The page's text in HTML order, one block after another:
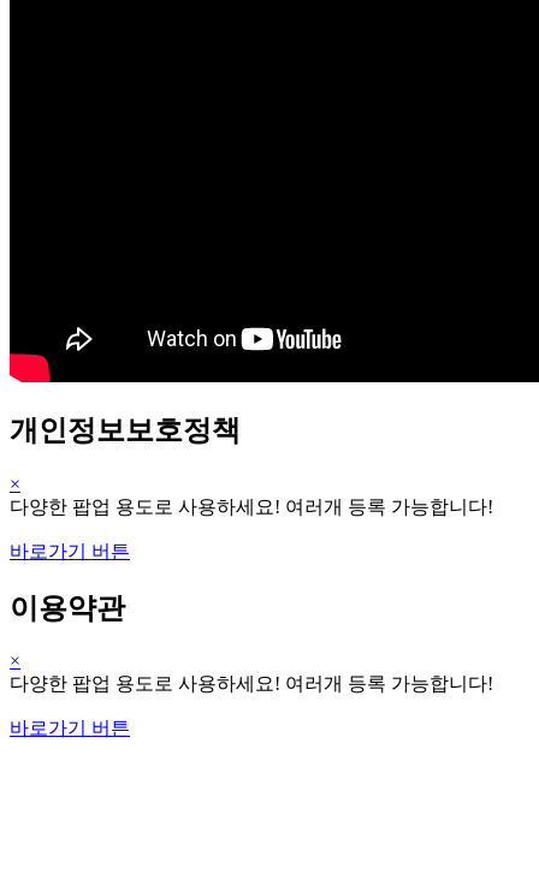
개인정보보호정책
×
다양한 팝업 용도로 사용하세요! 여러개 등록 가능합니다!
바로가기 버튼
이용약관
×
다양한 팝업 용도로 사용하세요! 여러개 등록 가능합니다!
바로가기 버튼